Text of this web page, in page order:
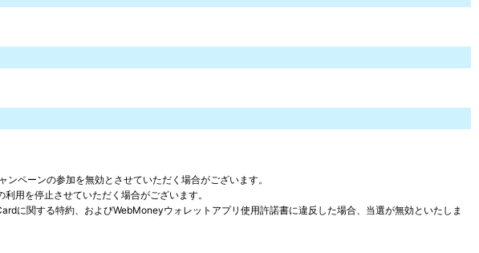
ペーンの参加を無効とさせていただく場合がございます。
用を停止させていただく場合がございます。
関する特約、およびWebMoneyウォレットアプリ使用許諾書に違反した場合、当選が無効といたしま